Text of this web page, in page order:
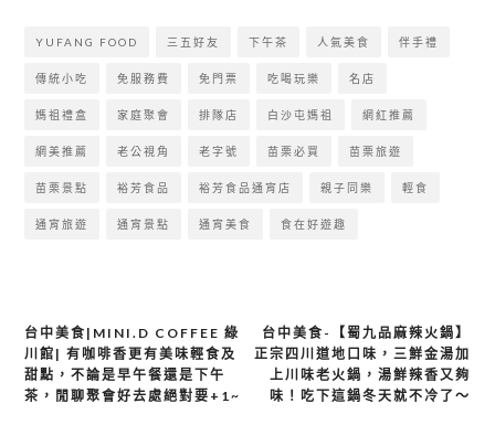
YUFANG FOOD 三五好友 下午茶 人氣美食 伴手禮
傳統小吃 免服務費 免門票 吃喝玩樂 名店
媽祖禮盒 家庭聚會 排隊店 白沙屯媽祖 網紅推薦
網美推薦 老公視角 老字號 苗栗必買 苗栗旅遊
苗栗景點 裕芳食品 裕芳食品通宵店 親子同樂 輕食
通宵旅遊 通宵景點 通宵美食 食在好遊趣
文
章
台中美食|MINI.D COFFEE 綠
川館| 有咖啡香更有美味輕食及
甜點，不論是早午餐還是下午
茶，閒聊聚會好去處絕對要+1~
台中美食-【蜀九品麻辣火鍋】
正宗四川道地口味，三鮮金湯加
上川味老火鍋，湯鮮辣香又夠
味！吃下這鍋冬天就不冷了～